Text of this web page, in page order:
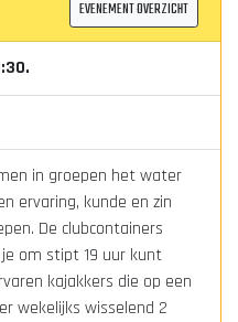
EVENEMENT OVERZICHT
in groepen het water
ervaring, kunde en zin
De clubcontainers
om stipt 19 uur kunt
kajakkers die op een
wekelijks wisselend 2